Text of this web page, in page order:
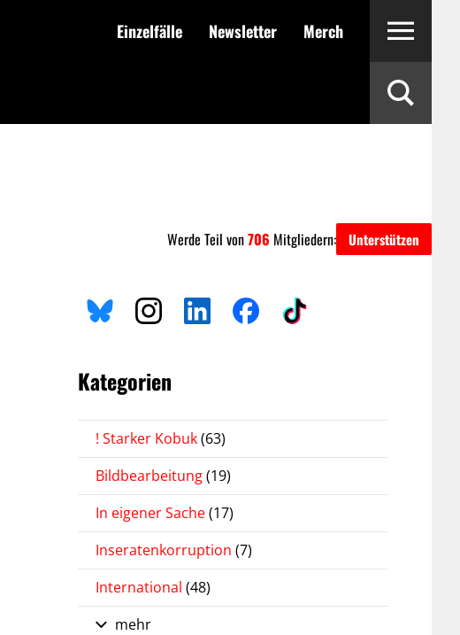
Einzelfälle Newsletter Merch
Werde Teil von706 Mitgliedern: Unterstützen
Kategorien
! Starker Kobuk(63)
Bildbearbeitung(19)
In eigener Sache(17)
Inseratenkorruption (7)
International (48)
mehr